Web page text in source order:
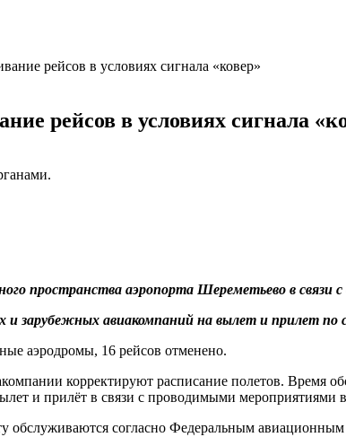
рейсов в условиях сигнала «ковер»
рейсов в условиях сигнала
пространства аэропорта Шереметьево в связи с
зарубежных авиакомпаний на вылет и прилет
аэродромы, 16 рейсов отменено.
корректируют расписание полетов. Время
и прилёт в связи с проводимыми мероприятиями в
обслуживаются согласно Федеральным